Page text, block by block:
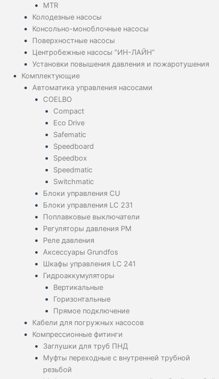
MTR
Колодезные насосы
Консольно-моноблочные насосы
Поверхностные насосы
Центробежные насосы “ИН-ЛАЙН”
Установки повышения давления и пожаротушения
Комплектующие
Автоматика управления насосами
COELBO
Compact
Eco Drive
Safematic
Speedboard
Speedbox
Speedmatic
Switchmatic
Блоки управления CU
Блоки управления LC 231
Поплавковые выключатели
Регуляторы давления PM
Реле давления
Аксессуары Grundfos
Шкафы управления LC 241
Гидроаккумуляторы
Вертикальные
Горизонтальные
Прямое подключение
Кабели для погружных насосов
Компрессионные фитинги
Заглушки для труб ПНД
Муфты переходные с внутренней трубной
резьбой